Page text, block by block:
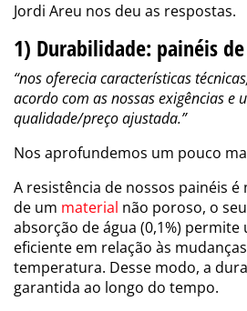
Jordi Areu nos deu as respostas.
1) Durabilidade: painéis
“nos oferecia características
acordo com as nossas exigências e
qualidade/preço ajustada.”
Nos aprofundemos um pouco
A resistência de nossos painéis
de um material não poroso, o
absorção de água (0,1%)
eficiente em relação às
temperatura. Desse modo, a
garantida ao longo do tempo.